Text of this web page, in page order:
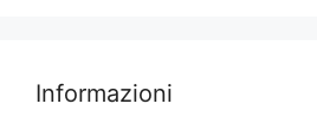
Informazioni